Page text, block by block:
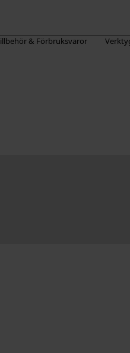
& Förbruksvaror